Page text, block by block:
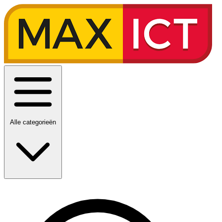
Alle categorieën